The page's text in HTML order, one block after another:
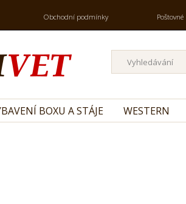
Obchodní podmínky Poštovné
BOXU A STÁJE WESTERN